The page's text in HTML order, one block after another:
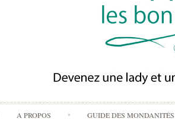
A PROPOS GUIDE DES MONDANITÉS